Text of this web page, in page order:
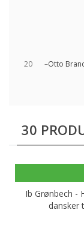
20 –Otto
30
Ib Grønbech -
dansker